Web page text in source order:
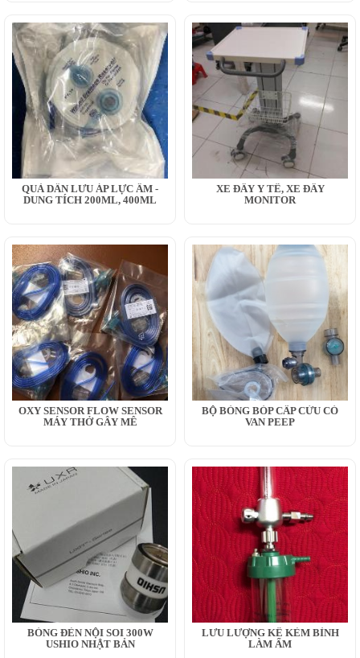
QUẢ DẪN LƯU ÁP LỰC ÂM -
DUNG TÍCH 200ML, 400ML
XE ĐẨY Y TẾ, XE ĐẨY
MONITOR
OXY SENSOR FLOW SENSOR
MÁY THỞ GÂY MÊ
BỘ BÓNG BÓP CẤP CỨU CÓ
VAN PEEP
BÓNG ĐÈN NỘI SOI 300W
USHIO NHẬT BẢN
LƯU LƯỢNG KẾ KÈM BÌNH
LÀM ẨM